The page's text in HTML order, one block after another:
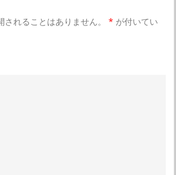
れることはありません。 * が付いてい